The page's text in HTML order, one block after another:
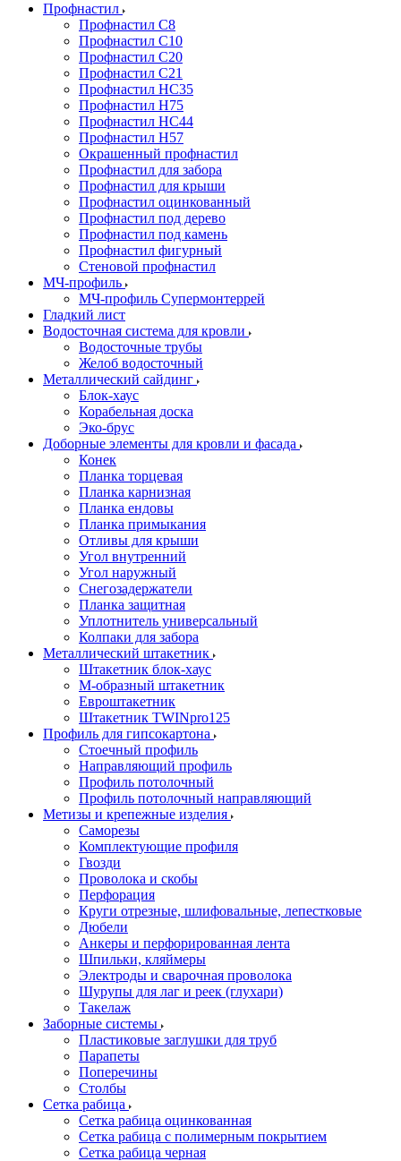
Профнастил
Профнастил С8
Профнастил С10
Профнастил С20
Профнастил С21
Профнастил НС35
Профнастил Н75
Профнастил HC44
Профнастил Н57
Окрашенный профнастил
Профнастил для забора
Профнастил для крыши
Профнастил оцинкованный
Профнастил под дерево
Профнастил под камень
Профнастил фигурный
Стеновой профнастил
МЧ-профиль
МЧ-профиль Супермонтеррей
Гладкий лист
Водосточная система для кровли
Водосточные трубы
Желоб водосточный
Металлический сайдинг
Блок-хаус
Корабельная доска
Эко-брус
Доборные элементы для кровли и фасада
Конек
Планка торцевая
Планка карнизная
Планка ендовы
Планка примыкания
Отливы для крыши
Угол внутренний
Угол наружный
Снегозадержатели
Планка защитная
Уплотнитель универсальный
Колпаки для забора
Металлический штакетник
Штакетник блок-хаус
М-образный штакетник
Евроштакетник
Штакетник TWINpro125
Профиль для гипсокартона
Стоечный профиль
Направляющий профиль
Профиль потолочный
Профиль потолочный направляющий
Метизы и крепежные изделия
Саморезы
Комплектующие профиля
Гвозди
Проволока и скобы
Перфорация
Круги отрезные, шлифовальные, лепестковые
Дюбели
Анкеры и перфорированная лента
Шпильки, кляймеры
Электроды и сварочная проволока
Шурупы для лаг и реек (глухари)
Такелаж
Заборные системы
Пластиковые заглушки для труб
Парапеты
Поперечины
Столбы
Сетка рабица
Сетка рабица оцинкованная
Сетка рабица с полимерным покрытием
Сетка рабица черная